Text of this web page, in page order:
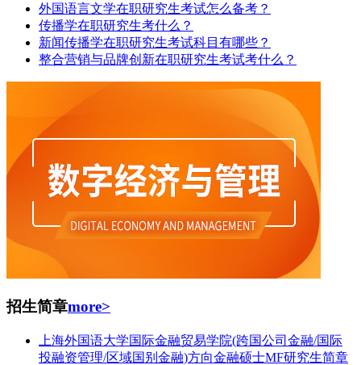
外国语言文学在职研究生考试怎么备考？
传播学在职研究生考什么？
新闻传播学在职研究生考试科目有哪些？
整合营销与品牌创新在职研究生考试考什么？
招生简章more>
上海外国语大学国际金融贸易学院(跨国公司金融/国际
投融资管理/区域国别金融)方向金融硕士MF研究生简章